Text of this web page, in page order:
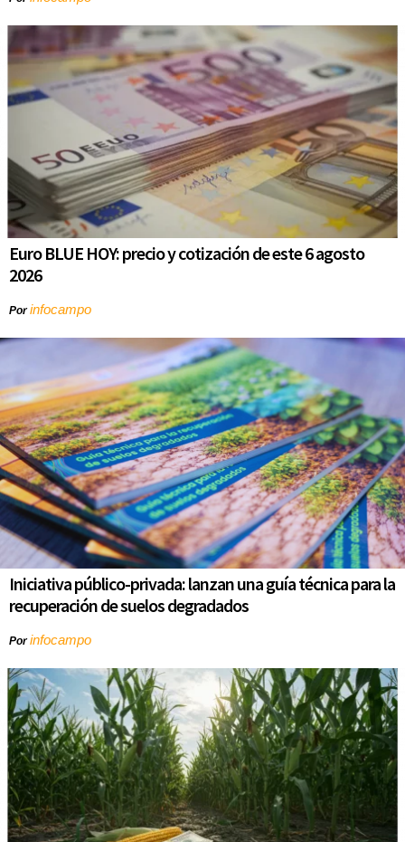
Euro BLUE HOY: precio y cotización de este 6 agosto
2026
Porinfocampo
Iniciativa público-privada: lanzan una guía técnica para la
recuperación de suelos degradados
Porinfocampo